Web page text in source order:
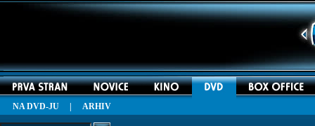
NA DVD-JU ARHIV